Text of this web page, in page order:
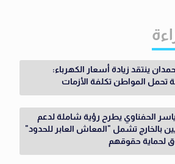
ينتقد زيادة أسعار الكهرباء:
تحمل المواطن تكلفة الأزمات
ياسر الحفناوي يطرح رؤية شاملة لدعم
بالخارج تشمل "المعاش العابر للحدود"
لحماية حقوقهم